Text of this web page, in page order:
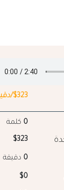
$323/دقيقة
0 كلمة
$323
0 دقيقة
$0